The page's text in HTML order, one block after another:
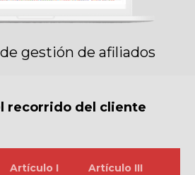
gestión de afiliados
recorrido del cliente
Artículo I Artículo III